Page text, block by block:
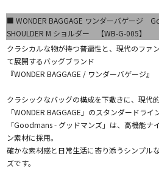
■ WONDER BAGGAGE ワンダーバゲージ
SHOULDER M ショルダー 【WB-G-005】
クラシカルな物が持つ普遍性と、現代のファ
て展開するバッグブランド
『WONDER BAGGAGE / ワンダーバゲージ』
クラシックなバッグの構成を下敷きに、現代
「WONDER BAGGAGE」のスタンダードライ
「Goodmans - グッドマンズ」は、高機能ナ
ン素材に採用。
確かな素材感と日常生活に寄り添うシンプル
ズです。